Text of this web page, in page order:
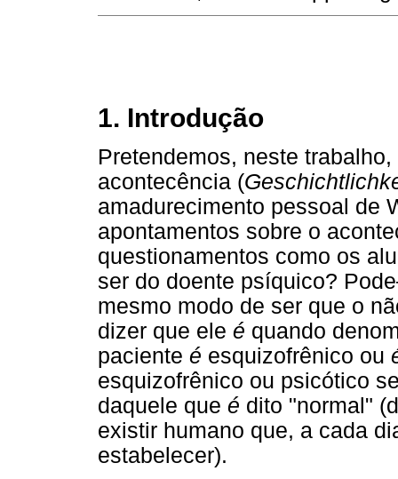
1. Introdução
Pretendemos, neste
acontecência (
amadurecimento pessoal de
apontamentos sobre o
questionamentos como os
ser do doente psíquico?
mesmo modo de ser que o
dizer que ele é quando
paciente é esquizofrênico ou
esquizofrênico ou psicótico
daquele que é dito "normal"
existir humano que, a cada
estabelecer).